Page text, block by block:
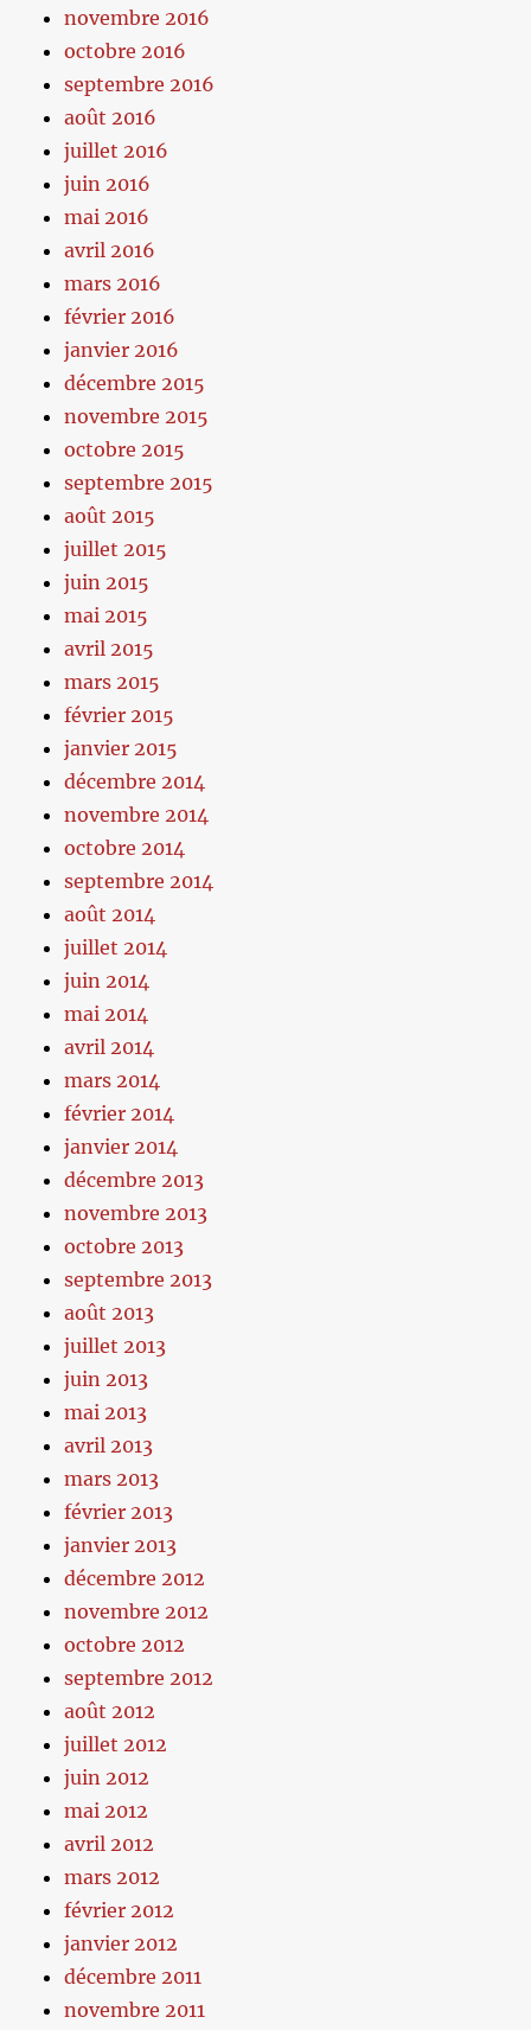
novembre 2016
octobre 2016
septembre 2016
août 2016
juillet 2016
juin 2016
mai 2016
avril 2016
mars 2016
février 2016
janvier 2016
décembre 2015
novembre 2015
octobre 2015
septembre 2015
août 2015
juillet 2015
juin 2015
mai 2015
avril 2015
mars 2015
février 2015
janvier 2015
décembre 2014
novembre 2014
octobre 2014
septembre 2014
août 2014
juillet 2014
juin 2014
mai 2014
avril 2014
mars 2014
février 2014
janvier 2014
décembre 2013
novembre 2013
octobre 2013
septembre 2013
août 2013
juillet 2013
juin 2013
mai 2013
avril 2013
mars 2013
février 2013
janvier 2013
décembre 2012
novembre 2012
octobre 2012
septembre 2012
août 2012
juillet 2012
juin 2012
mai 2012
avril 2012
mars 2012
février 2012
janvier 2012
décembre 2011
novembre 2011